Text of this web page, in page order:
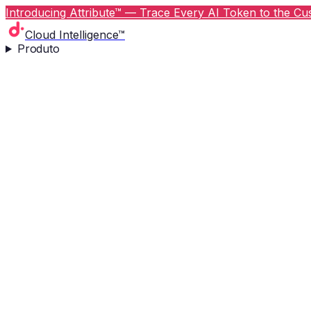
Introducing Attribute™ — Trace Every AI Token to the
Cloud Intelligence™
Produto